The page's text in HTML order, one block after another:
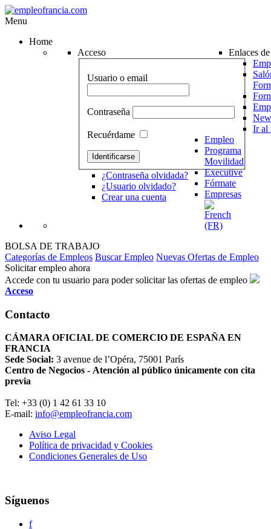
Menu
Home
Acceso
Usuario o email
Contraseña
Recuérdame
¿Contraseña olvidada?
¿Usuario olvidado?
Crear una cuenta
Enlaces
Ir al
Empleo
Programa
Movilidad
Executive
Fórmate
Empresas
BOLSA DE TRABAJO
Categorías de Empleos Buscar Empleo Nuevas Ofertas de Empleo
Solicitar empleo ahora
Accede con tu usuario para poder solicitar las ofertas de empleo
Acceso
Contacto
CÁMARA OFICIAL DE COMERCIO DE ESPAÑA EN
FRANCIA
Sede Social: 3 avenue de l’Opéra, 75001 París
Centro de Negocios - Atención al público únicamente con cita
previa
Tel: +33 (0) 1 42 61 33 10
E-mail: info@empleofrancia.com
Aviso Legal
Política de privacidad y Cookies
Condiciones Generales de Uso
Síguenos
f